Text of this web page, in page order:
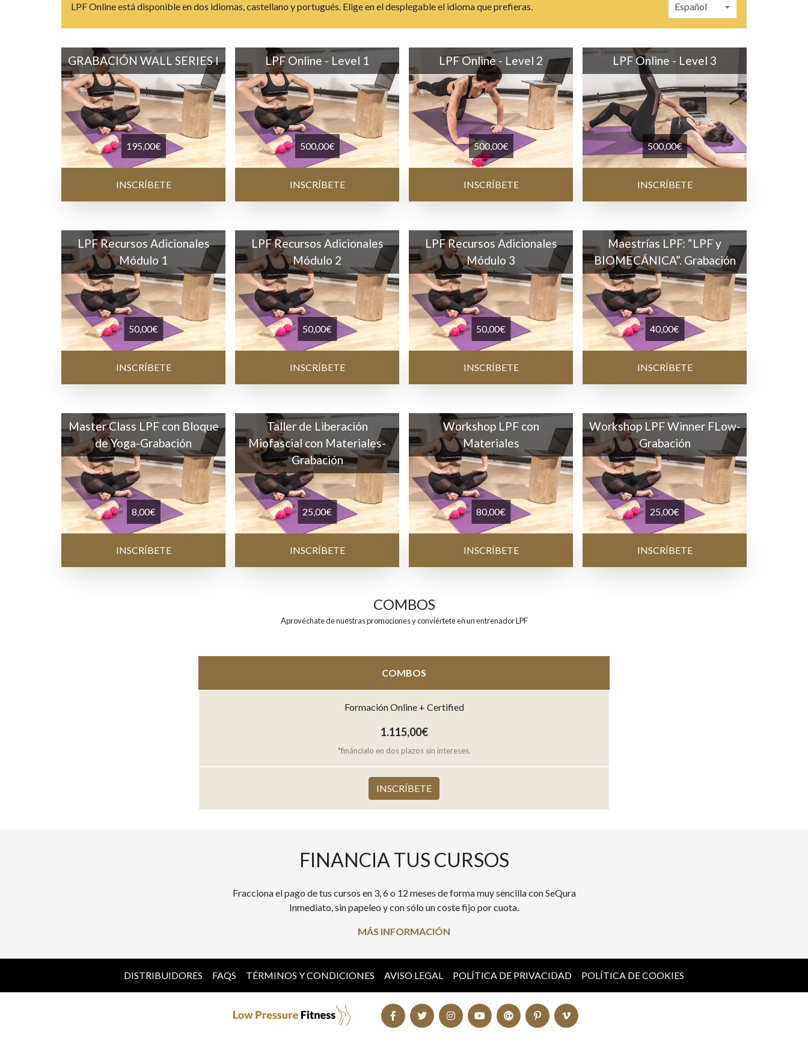
LPF Online está disponible en dos idiomas, castellano y portugués. Elige en el desplegable el idioma que prefieras.
GRABACIÓN WALL SERIES I
195,00€
INSCRÍBETE
LPF Online - Level 1
500,00€
INSCRÍBETE
LPF Online - Level 2
500,00€
INSCRÍBETE
LPF Online - Level 3
500,00€
INSCRÍBETE
LPF Recursos Adicionales
Módulo 1
50,00€
INSCRÍBETE
LPF Recursos Adicionales
Módulo 2
50,00€
INSCRÍBETE
LPF Recursos Adicionales
Módulo 3
50,00€
INSCRÍBETE
Maestrías LPF: “LPF y
BIOMECÁNICA”. Grabación
40,00€
INSCRÍBETE
Master Class LPF con Bloque
de Yoga-Grabación
8,00€
INSCRÍBETE
Taller de Liberación
Miofascial con Materiales-
Grabación
25,00€
INSCRÍBETE
Workshop LPF con
Materiales
80,00€
INSCRÍBETE
Workshop LPF Winner FLow-
Grabación
25,00€
INSCRÍBETE
COMBOS
Aprovéchate de nuestras promociones y conviértete en un entrenador LPF
COMBOS
Formación Online + Certified
1.115,00€
*fináncialo en dos plazos sin intereses.
INSCRÍBETE
FINANCIA TUS CURSOS
Fracciona el pago de tus cursos en 3, 6 o 12 meses de forma muy sencilla con SeQura
Inmediato, sin papeleo y con sólo un coste fijo por cuota.
MÁS INFORMACIÓN
DISTRIBUIDORES FAQS TÉRMINOS Y CONDICIONES AVISO LEGAL POLÍTICA DE PRIVACIDAD POLÍTICA DE COOKIES